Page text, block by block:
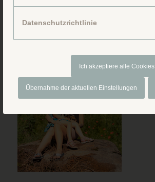
Datenschutzrichtlinie
Ich akzeptiere alle Cookies
Übernahme der aktuellen Einstellungen